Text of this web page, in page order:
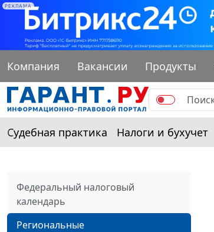
РЕКЛАМА
Компания Вакансии Продукты
Судебная практика Налоги и бухучет
Федеральный налоговый
календарь
Региональные